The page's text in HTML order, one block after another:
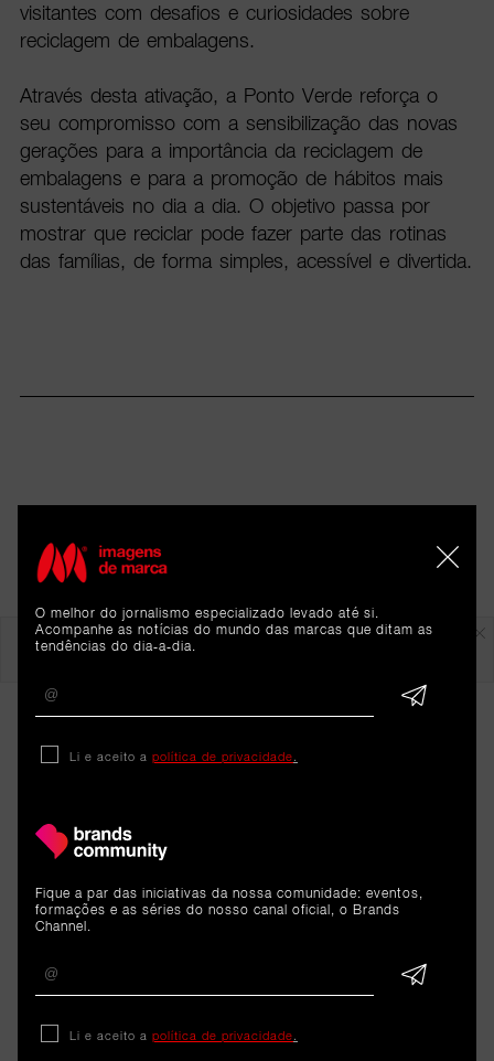
visitantes com desafios e curiosidades sobre
reciclagem de embalagens.
Através desta ativação, a Ponto Verde reforça o
seu compromisso com a sensibilização das novas
gerações para a importância da reciclagem de
embalagens e para a promoção de hábitos mais
sustentáveis no dia a dia. O objetivo passa por
mostrar que reciclar pode fazer parte das rotinas
das famílias, de forma simples, acessível e divertida.
Em destaque
ARTIGOS
RELACIONADOS
Sustentabilidade
O melhor do jornalismo especializado levado até si.
Acompanhe as notícias do mundo das marcas que ditam as
tendências do dia-a-dia.
Li e aceito a política de privacidade
Fique a par das iniciativas da nossa comunidade: eventos,
formações e as séries do nosso canal oficial, o Brands
Channel.
Li e aceito a política de privacidade